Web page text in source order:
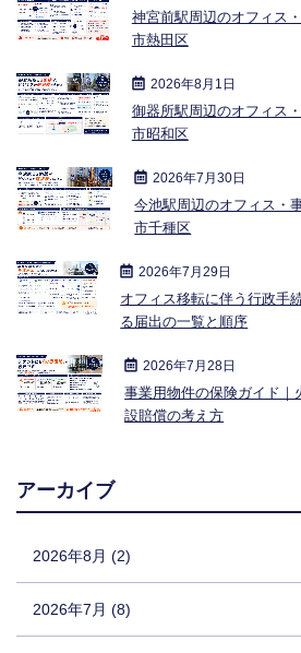
神宮前駅周辺のオフィス
市熱田区
2026年8月1日
御器所駅周辺のオフィス
市昭和区
2026年7月30日
今池駅周辺のオフィス・
市千種区
2026年7月29日
オフィス移転に伴う行政手
る届出の一覧と順序
2026年7月28日
事業用物件の保険ガイド｜
設賠償の考え方
アーカイブ
2026年8月 (2)
2026年7月 (8)